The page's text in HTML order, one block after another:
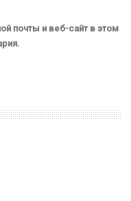
почты и веб-сайт в этом